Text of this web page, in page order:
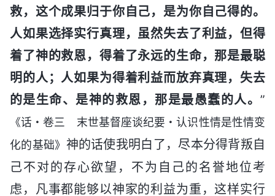
救，这个成果归于你自己，是为你自己得的。
人如果选择实行真理，虽然失去了利益，但得
着了神的救恩，得着了永远的生命，那是最聪
明的人；人如果为得着利益而放弃真理，失去
的是生命、是神的救恩，那是最愚蠢的人。 ”
《话・卷三 末世基督座谈纪要・认识性情是性情变
化的基础》 神的话使我明白了，尽本分得背叛自
己不对的存心欲望，不为自己的名誉地位考
虑，凡事都能够以神家的利益为重，这样实行